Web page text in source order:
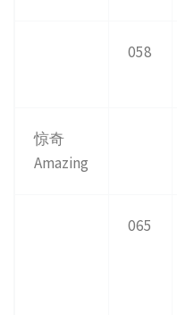
058
惊奇
Amazing
065